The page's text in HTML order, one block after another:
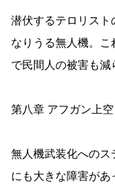
潜伏するテロリスト
なりうる無人機。
で民間人の被害も
第八章 アフガン上
無人機武装化へのス
にも大きな障害が